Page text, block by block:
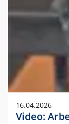
16.04.2026
Video: